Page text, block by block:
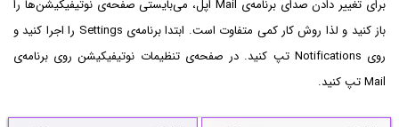
برای تغییر دادن صدای برنامه‌ی Mail اپل، می‌بایستی صفحه‌ی نوتیفیکیشن‌ها را
باز کنید و لذا روش کار کمی متفاوت است. ابتدا برنامه‌ی Settings را اجرا کنید و
روی Notifications تپ کنید. در صفحه‌ی تنظیمات نوتیفیکیشن روی برنامه‌ی
Mail تپ کنید.